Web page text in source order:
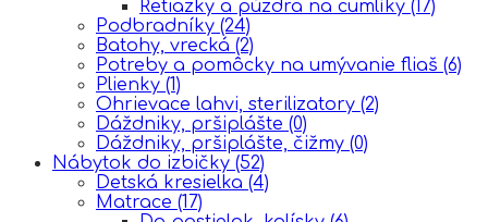
Retiazky a púzdra na cumlíky (17)
Podbradníky (24)
Batohy, vrecká (2)
Potreby a pomôcky na umývanie fliaš (6)
Plienky (1)
Ohrievace lahvi, sterilizatory (2)
Dáždniky, pršiplášte (0)
Dáždniky, pršiplášte, čižmy (0)
Nábytok do izbičky (52)
Detská kresielka (4)
Matrace (17)